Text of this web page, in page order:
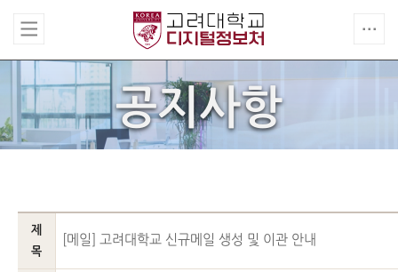
공지사항
제
목
[메일] 고려대학교 신규메일 생성 및 이관 안내